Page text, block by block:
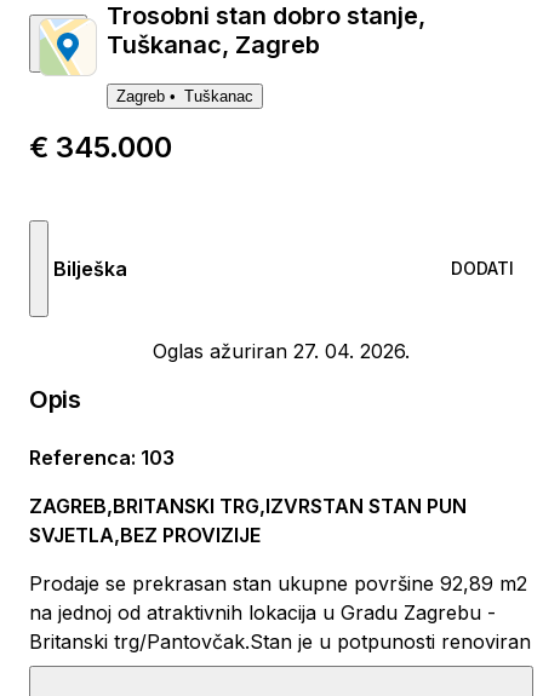
Trosobni stan dobro stanje,
Tuškanac, Zagreb
Zagreb Tuškanac
€ 345.000
Bilješka DODATI
Oglas ažuriran 27. 04. 2026.
Opis
Referenca: 103
ZAGREB,BRITANSKI TRG,IZVRSTAN STAN PUN
SVJETLA,BEZ PROVIZIJE
Prodaje se prekrasan stan ukupne površine 92,89 m2
na jednoj od atraktivnih lokacija u Gradu Zagrebu -
Britanski trg/Pantovčak.Stan je u potpunosti renoviran
i kvalitetno uređen te funkcionalnog rasporeda, a